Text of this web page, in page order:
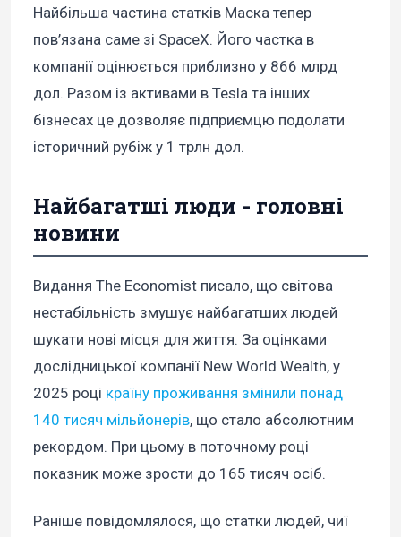
Найбільша частина статків Маска тепер
пов’язана саме зі SpaceX. Його частка в
компанії оцінюється приблизно у 866 млрд
дол. Разом із активами в Tesla та інших
бізнесах це дозволяє підприємцю подолати
історичний рубіж у 1 трлн дол.
Найбагатші люди - головні
новини
Видання The Economist писало, що світова
нестабільність змушує найбагатших людей
шукати нові місця для життя. За оцінками
дослідницької компанії New World Wealth, у
2025 році країну проживання змінили понад
140 тисяч мільйонерів, що стало абсолютним
рекордом. При цьому в поточному році
показник може зрости до 165 тисяч осіб.
Раніше повідомлялося, що статки людей, чиї